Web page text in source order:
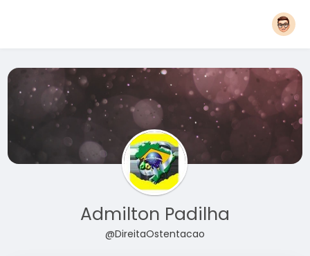
Admilton Padilha
@DireitaOstentacao